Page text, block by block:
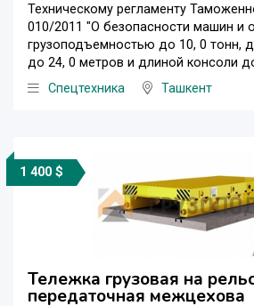
Техническому регламенту
010/2011 "О безопасности машин и
грузоподъемностью до 10, 0 тонн,
до 24, 0 метров и длиной консоли
Спецтехника
Ташкент
1 400 $
Тележка грузовая на
передаточная межцехова